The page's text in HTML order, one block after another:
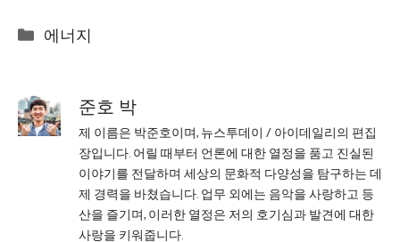
Categories
에너지
준호 박
제 이름은 박준호이며, 뉴스투데이 / 아이데일리의 편집
장입니다. 어릴 때부터 언론에 대한 열정을 품고 진실된
이야기를 전달하며 세상의 문화적 다양성을 탐구하는 데
제 경력을 바쳤습니다. 업무 외에는 음악을 사랑하고 등
산을 즐기며, 이러한 열정은 저의 호기심과 발견에 대한
사랑을 키워줍니다.